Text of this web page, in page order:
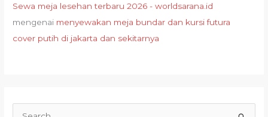
Sewa meja lesehan terbaru 2026 - worldsarana.id
mengenai menyewakan meja bundar dan kursi futura
cover putih di jakarta dan sekitarnya